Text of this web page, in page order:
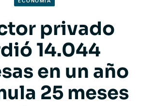
privado
14.044
en un año
25 meses